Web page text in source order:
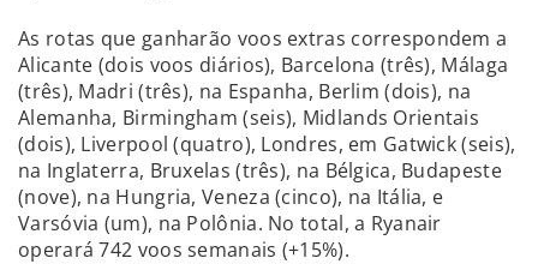
As rotas que ganharão voos extras correspondem a
Alicante (dois voos diários), Barcelona (três), Málaga
(três), Madri (três), na Espanha, Berlim (dois), na
Alemanha, Birmingham (seis), Midlands Orientais
(dois), Liverpool (quatro), Londres, em Gatwick (seis),
na Inglaterra, Bruxelas (três), na Bélgica, Budapeste
(nove), na Hungria, Veneza (cinco), na Itália, e
Varsóvia (um), na Polônia. No total, a Ryanair
operará 742 voos semanais (+15%).